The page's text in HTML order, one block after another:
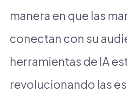
manera en que las
conectan con su
herramientas de IA
revolucionando las